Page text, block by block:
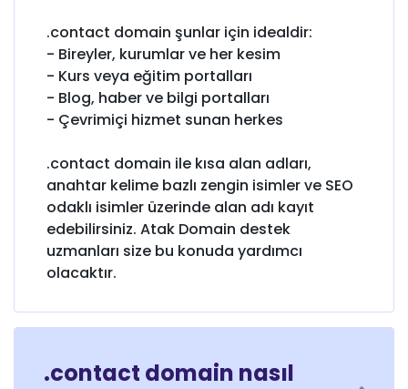
.contact domain şunlar için idealdir:
- Bireyler, kurumlar ve her kesim
- Kurs veya eğitim portalları
- Blog, haber ve bilgi portalları
- Çevrimiçi hizmet sunan herkes
.contact domain ile kısa alan adları,
anahtar kelime bazlı zengin isimler ve SEO
odaklı isimler üzerinde alan adı kayıt
edebilirsiniz. Atak Domain destek
uzmanları size bu konuda yardımcı
olacaktır.
.contact domain nasıl